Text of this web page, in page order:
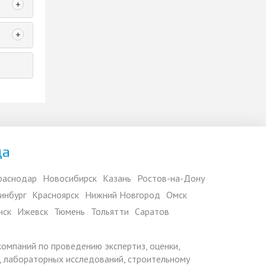
+
+
Новосибирск Казань Ростов-на-Дону
Красноярск Нижний Новгород Омск
Ижевск Тюмень Тольятти Саратов
по проведению экспертиз, оценки,
исследований, строительному